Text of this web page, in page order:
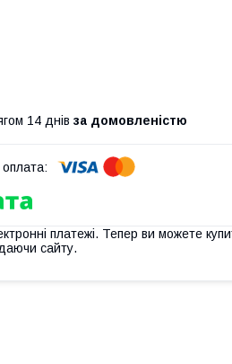
14 днів за домовленістю
платежі. Тепер ви можете
сайту.